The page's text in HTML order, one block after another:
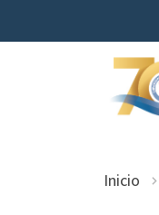
Inicio